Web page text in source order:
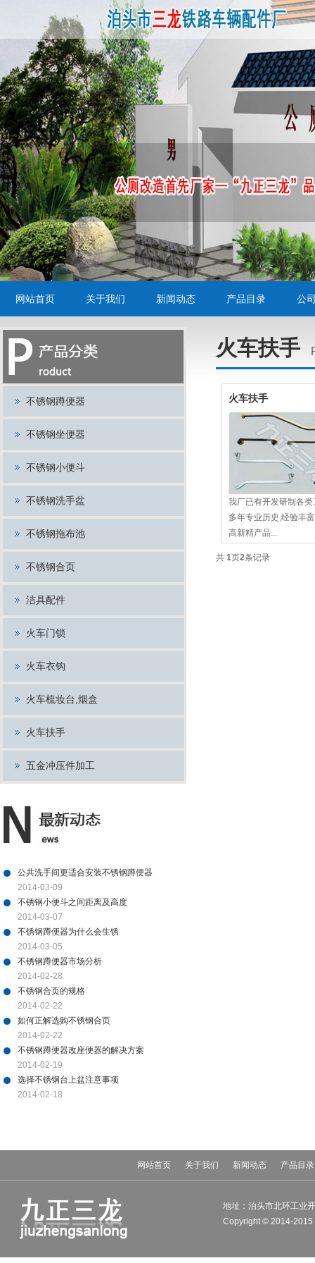
网站首页 关于我们 新闻动态 产品目录 公
不锈钢蹲便器
不锈钢坐便器
不锈钢小便斗
不锈钢洗手盆
不锈钢拖布池
不锈钢合页
洁具配件
火车门锁
火车衣钩
火车梳妆台,烟盒
火车扶手
五金冲压件加工
公共洗手间更适合安装不锈钢蹲便器
2014-03-09
不锈钢小便斗之间距离及高度
2014-03-07
不锈钢蹲便器为什么会生锈
2014-03-05
不锈钢蹲便器市场分析
2014-02-28
不锈钢合页的规格
2014-02-22
如何正解选购不锈钢合页
2014-02-22
不锈钢蹲便器改座便器的解决方案
2014-02-19
选择不锈钢台上盆注意事项
2014-02-18
火车扶手
火车扶手
我厂已有开发研制各
多年专业历史,经验丰
高新精产品...
共 1页2条记录
网站首页 关于我们 新闻动态 产品目录
地址：泊头市北环工业
Copyright © 2014-2015